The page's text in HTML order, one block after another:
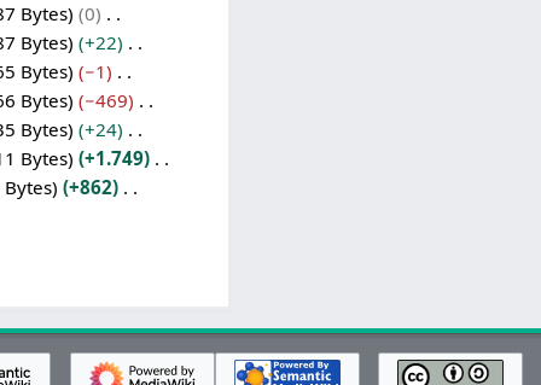
Bytes
0
Bytes
+22
Bytes
−1
Bytes
−469
Bytes
+24
Bytes
+1.749
+862